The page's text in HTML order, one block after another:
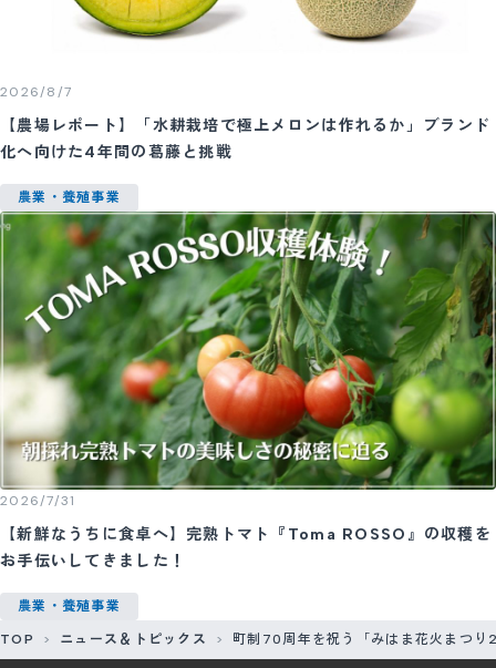
2026/8/7
【農場レポート】「水耕栽培で極上メロンは作れるか」ブランド
化へ向けた4年間の葛藤と挑戦
農業・養殖事業
2026/7/31
【新鮮なうちに食卓へ】完熟トマト『Toma ROSSO』の収穫を
お手伝いしてきました！
農業・養殖事業
TOP ニュース＆トピックス 町制70周年を祝う「みはま花火まつ